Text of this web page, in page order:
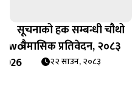
सूचनाको हक सम्बन्धी चौथो
त्रैमासिक प्रतिवेदन, २०८३
२२ साउन, २०८३